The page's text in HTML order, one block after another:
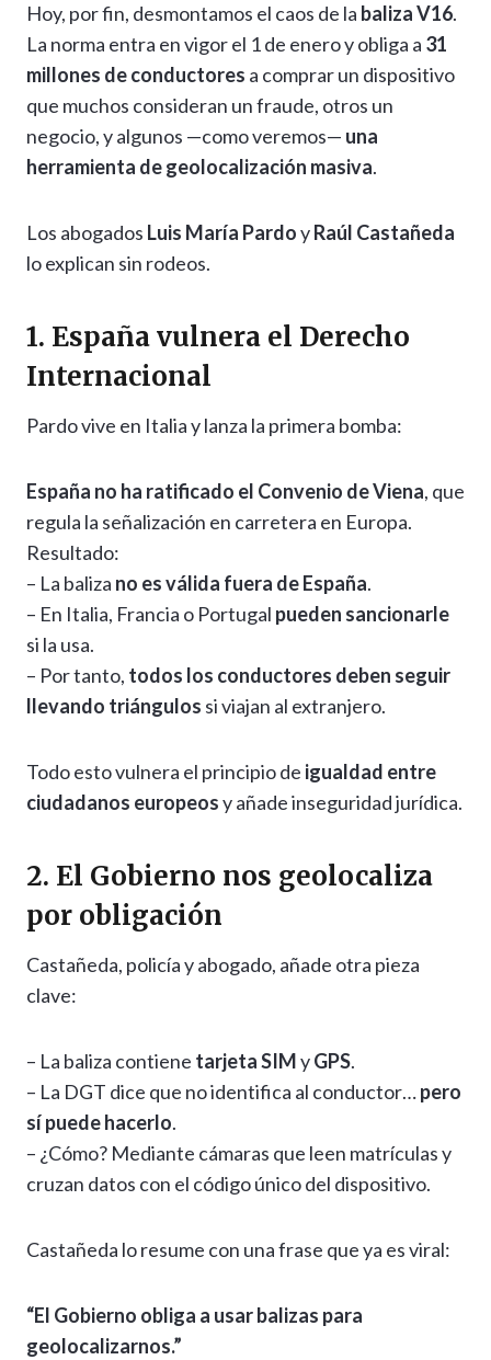
at
s
A
p
p
e
gr
a
m
e
b
o
o
k
ke
dI
n
se
n
g
er
ai
l
p
y
Li
n
k
m
p
Hoy, por fin, desmontamos el caos de la baliza V16.
La norma entra en vigor el 1 de enero y obliga a 31
millones de conductores a comprar un dispositivo
que muchos consideran un fraude, otros un
negocio, y algunos —como veremos— una
herramienta de geolocalización masiva.
Los abogados Luis María PardoyRaúl Castañeda
lo explican sin rodeos.
1. España vulnera el Derecho
Internacional
Pardo vive en Italia y lanza la primera bomba:
España no ha ratificado el Convenio de Viena, que
regula la señalización en carretera en Europa.
Resultado:
– La baliza no es válida fuera de España.
– En Italia, Francia o Portugal pueden sancionarle
si la usa.
– Por tanto, todos los conductores deben seguir
llevando triángulos si viajan al extranjero.
Todo esto vulnera el principio de igualdad entre
ciudadanos europeosy añade inseguridad jurídica.
2. El Gobierno nos geolocaliza
por obligación
Castañeda, policía y abogado, añade otra pieza
clave:
– La baliza contiene tarjeta SIMyGPS.
– La DGT dice que no identifica al conductor…pero
sí puede hacerlo.
– ¿Cómo? Mediante cámaras que leen matrículas y
cruzan datos con el código único del dispositivo.
Castañeda lo resume con una frase que ya es viral:
“El Gobierno obliga a usar balizas para
geolocalizarnos.”